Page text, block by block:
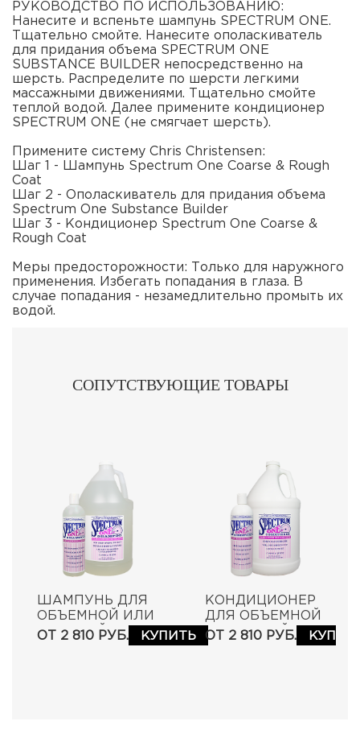
РУКОВОДСТВО ПО ИСПОЛЬЗОВАНИЮ:
Нанесите и вспеньте шампунь SPECTRUM ONE.
Тщательно смойте. Нанесите ополаскиватель
для придания объема SPECTRUM ONE
SUBSTANCE BUILDER непосредственно на
шерсть. Распределите по шерсти легкими
массажными движениями. Тщательно смойте
теплой водой. Далее примените кондиционер
SPECTRUM ONE (не смягчает шерсть).
Примените систему Chris Christensen:
Шаг 1 - Шампунь Spectrum One Coarse & Rough
Coat
Шаг 2 - Ополаскиватель для придания объема
Spectrum One Substance Builder
Шаг 3 - Кондиционер Spectrum One Coarse &
Rough Coat
Меры предосторожности: Только для наружного
применения. Избегать попадания в глаза. В
случае попадания - незамедлительно промыть их
водой.
СОПУТСТВУЮЩИЕ ТОВАРЫ
ШАМПУНЬ ДЛЯ
ОБЪЕМНОЙ ИЛИ
ЖЕСТКОЙ
ОТ 2 810 РУБ. КУПИТЬ
КОНДИЦИОНЕР
ДЛЯ ОБЪЕМНОЙ
И ЖЕСТКОЙ
ШЕРСТИ
ОТ 2 810 РУБ.